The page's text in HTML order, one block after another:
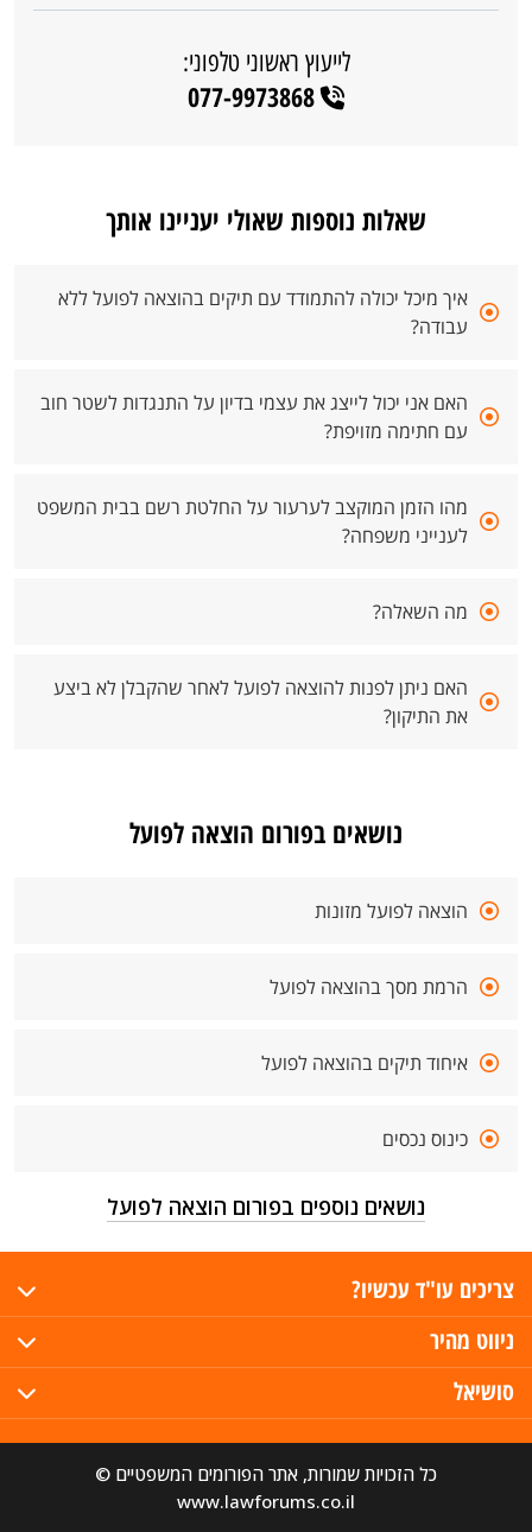
לייעוץ ראשוני טלפוני:
077-9973868
שאלות נוספות שאולי יעניינו אותך
איך מיכל יכולה להתמודד עם תיקים בהוצאה לפועל ללא
עבודה?
האם אני יכול לייצג את עצמי בדיון על התנגדות לשטר חוב
עם חתימה מזויפת?
מהו הזמן המוקצב לערעור על החלטת רשם בבית המשפט
לענייני משפחה?
מה השאלה?
האם ניתן לפנות להוצאה לפועל לאחר שהקבלן לא ביצע
את התיקון?
נושאים בפורום הוצאה לפועל
הוצאה לפועל מזונות
הרמת מסך בהוצאה לפועל
איחוד תיקים בהוצאה לפועל
כינוס נכסים
נושאים נוספים בפורום הוצאה לפועל
צריכים עו"ד עכשיו?
ניווט מהיר
סושיאל
כל הזכויות שמורות, אתר הפורומים המשפטיים ©
www.lawforums.co.il